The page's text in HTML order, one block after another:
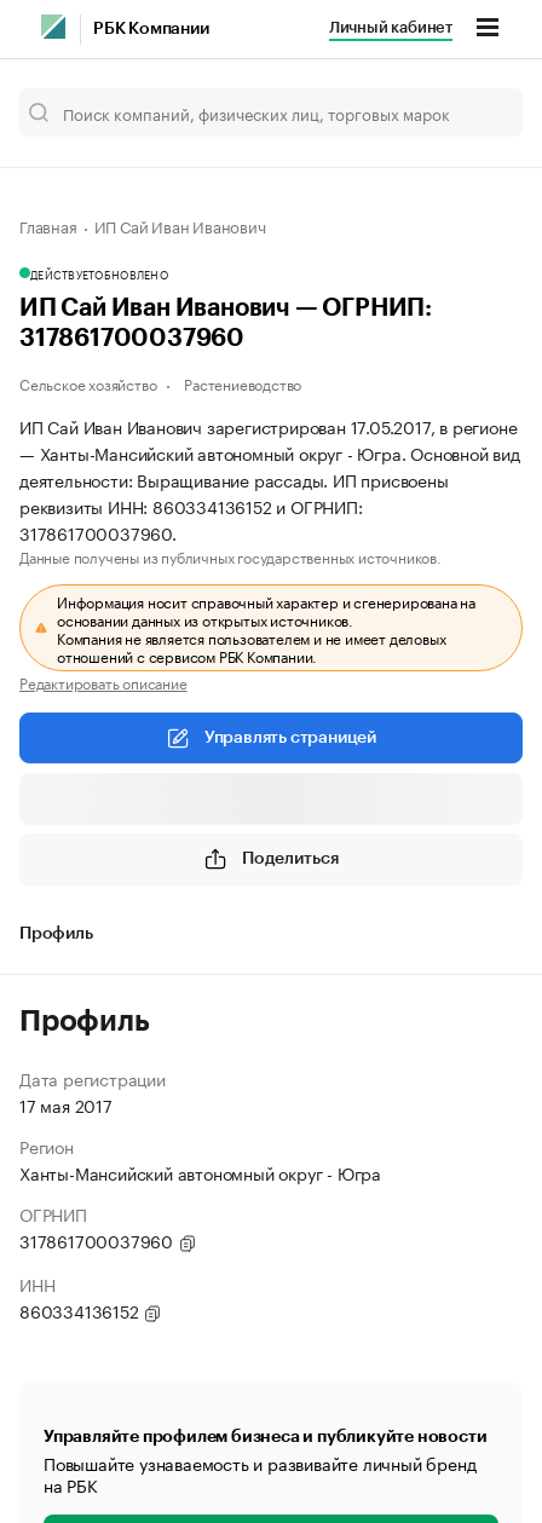
РБК Компании Личный кабинет
Главная ИП Сай Иван Иванович
ДЕЙСТВУЕТОБНОВЛЕНО
ИП Сай Иван Иванович — ОГРНИП:
317861700037960
Сельское хозяйство Растениеводство
ИП Сай Иван Иванович зарегистрирован 17.05.2017, в регионе
— Ханты-Мансийский автономный округ - Югра. Основной вид
деятельности: Выращивание рассады. ИП присвоены
реквизиты ИНН: 860334136152 и ОГРНИП:
317861700037960.
Данные получены из публичных государственных источников.
Информация носит справочный характер и сгенерирована на
основании данных из открытых источников.
Компания не является пользователем и не имеет деловых
отношений с сервисом РБК Компании.
Редактировать описание
Управлять страницей
Поделиться
Профиль
Профиль
Дата регистрации
17 мая 2017
Регион
Ханты-Мансийский автономный округ - Югра
ОГРНИП
317861700037960
ИНН
860334136152
Управляйте профилем бизнеса и публикуйте новости
Повышайте узнаваемость и развивайте личный бренд
на РБК